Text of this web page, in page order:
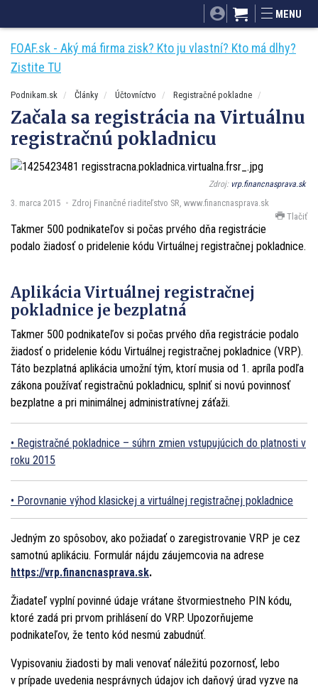
Mnamky-recepty.sk
MENU
FOAF.sk - Aký má firma zisk? Kto ju vlastní? Kto má dlhy?
Zistite TU
Podnikam.sk Články Účtovníctvo Registračné pokladne
Začala sa registrácia na Virtuálnu
registračnú pokladnicu
Zdroj: vrp.financnasprava.sk
3. marca 2015
Zdroj Finančné riaditeľstvo SR, www.financnasprava.sk
Tlačiť
Takmer 500 podnikateľov si počas prvého dňa registrácie
podalo žiadosť o pridelenie kódu Virtuálnej registračnej pokladnice.
Aplikácia Virtuálnej registračnej
pokladnice je bezplatná
Takmer 500 podnikateľov si počas prvého dňa registrácie podalo
žiadosť o pridelenie kódu Virtuálnej registračnej pokladnice (VRP).
Táto bezplatná aplikácia umožní tým, ktorí musia od 1. apríla podľa
zákona používať registračnú pokladnicu, splniť si novú povinnosť
bezplatne a pri minimálnej administratívnej záťaži.
Registračné pokladnice – súhrn zmien vstupujúcich do platnosti v
roku 2015
Porovnanie výhod klasickej a virtuálnej registračnej pokladnice
Jedným zo spôsobov, ako požiadať o zaregistrovanie VRP je cez
samotnú aplikáciu. Formulár nájdu záujemcovia na adrese
https://vrp.financnasprava.sk.
Žiadateľ vyplní povinné údaje vrátane štvormiestneho PIN kódu,
ktoré zadá pri prvom prihlásení do VRP. Upozorňujeme
podnikateľov, že tento kód nesmú zabudnúť.
Vypisovaniu žiadosti by mali venovať náležitú pozornosť, lebo
v prípade uvedenia nesprávnych údajov ich daňový úrad vyzve na